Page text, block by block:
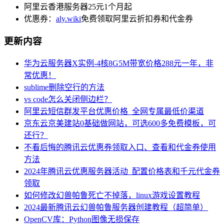
阿里云香港服务器25元1个月起
优惠券： aly.wiki免费领取阿里云折扣券和代金券
更新内容
华为云服务器X实例-4核8G5M带宽价格288元一年，非
常优惠！
sublime删除空行的方法
vs code怎么关闭侧边栏？
阿里云短信群发平台优惠价格_全网专属最低价渠道
京东云京美建站0基础做网站，可选600多免费模板，可
还行？
不看后悔的腾讯云优惠券领取入口、查看和代金券使用
方法
2024年腾讯云优惠服务器活动_配置价格表和千元代金券
领取
如何修改幻兽帕鲁死亡不掉落，linux游戏设置教程
2024最新腾讯云幻兽帕鲁服务器创建教程（超简单）
OpenCV库：Python图像无损保存